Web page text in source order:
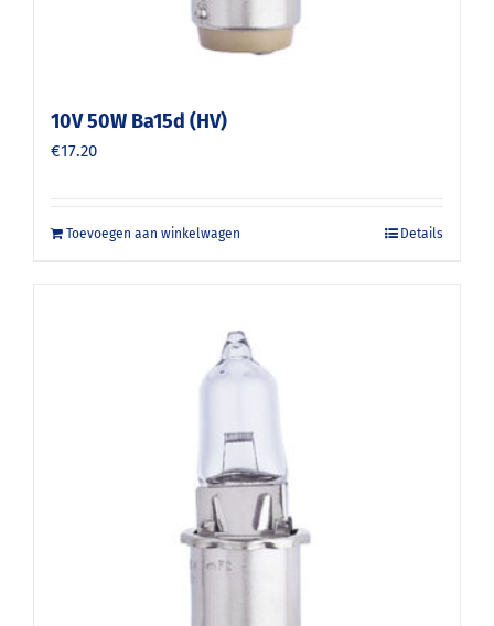
10V 50W Ba15d (HV)
€17.20
Toevoegen aan winkelwagen Details